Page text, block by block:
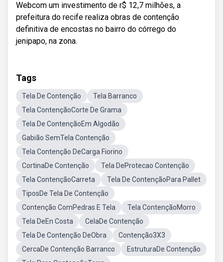
Webcom um investimento de r$ 12,7 milhões, a
prefeitura do recife realiza obras de contenção
definitiva de encostas no bairro do córrego do
jenipapo, na zona.
Tags
Tela De Contenção
Tela Barranco
Tela ContençãoCorte De Grama
Tela De ContençãoEm Algodão
Gabião SemTela Contenção
Tela Contenção DeCarga Fiorino
CortinaDe Contenção
Tela DeProtecao Contenção
Tela ContençãoCarreta
Tela De ContençãoPara Pallet
TiposDe Tela De Contenção
Contenção ComPedras E Tela
Tela ContençãoMorro
Tela DeEn Costa
CelaDe Contenção
Tela De Contenção DeObra
Contenção3X3
CercaDe Contenção Barranco
EstruturaDe Contenção